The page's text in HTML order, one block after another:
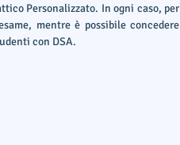
Personalizzato. In ogni caso, per
mentre è possibile concedere
con DSA.